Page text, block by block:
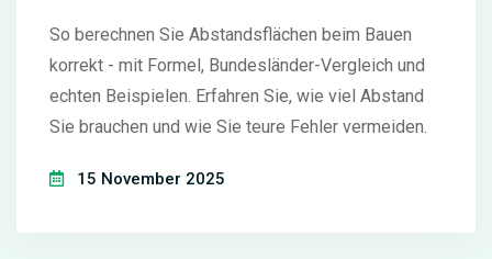
So berechnen Sie Abstandsflächen beim Bauen
korrekt - mit Formel, Bundesländer-Vergleich und
echten Beispielen. Erfahren Sie, wie viel Abstand
Sie brauchen und wie Sie teure Fehler vermeiden.
15 November 2025